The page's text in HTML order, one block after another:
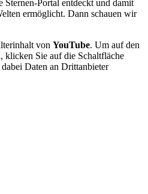
Sternen-Portal entdeckt und damit
ermöglicht. Dann schauen wir
von YouTube. Um auf den
klicken Sie auf die Schaltfläche
Daten an Drittanbieter